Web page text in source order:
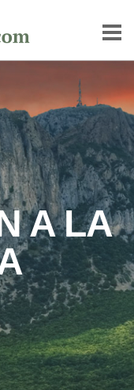
A LA